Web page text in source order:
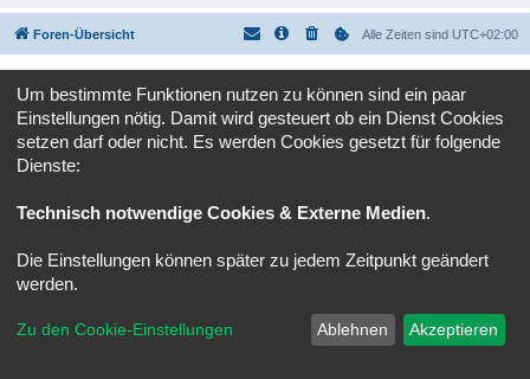
Foren-Übersicht Alle Zeiten sind UTC+02:00
Deutsche Übersetzung durchphpBB.de
Datenschutz|Nutzungsbedingungen
Um bestimmte Funktionen nutzen zu können sind ein paar
Einstellungen nötig. Damit wird gesteuert ob ein Dienst Cookies
setzen darf oder nicht. Es werden Cookies gesetzt für folgende
Dienste:
Technisch notwendige Cookies & Externe Medien.
Die Einstellungen können später zu jedem Zeitpunkt geändert
werden.
Zu den Cookie-Einstellungen Ablehnen Akzeptieren